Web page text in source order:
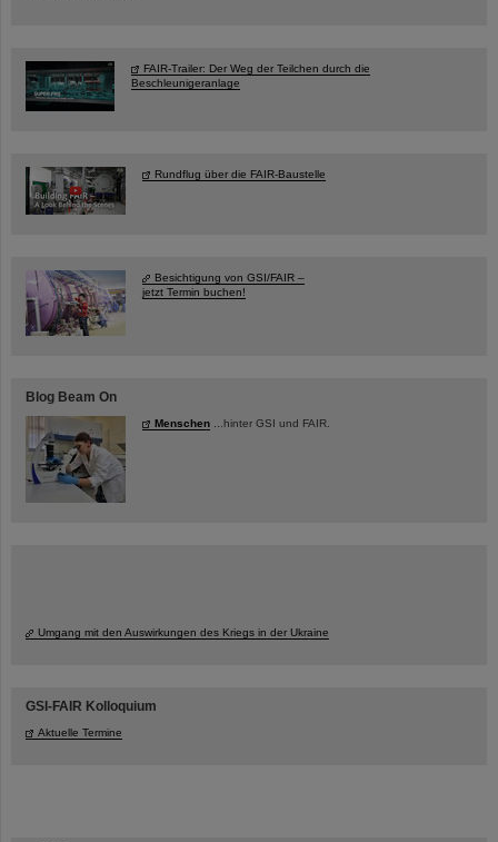
FAIR-Trailer: Der Weg der Teilchen durch die
Beschleunigeranlage
Rundflug über die FAIR-Baustelle
Besichtigung von GSI/FAIR –
jetzt Termin buchen!
Blog Beam On
Menschen ...hinter GSI und FAIR.
Umgang mit den Auswirkungen des Kriegs in der Ukraine
GSI-FAIR Kolloquium
Aktuelle Termine